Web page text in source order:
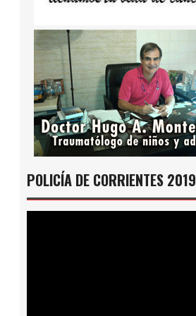
POLICÍA DE CORRIENTES 2019